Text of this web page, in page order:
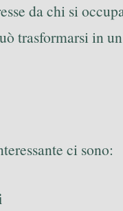
da chi si
trasformarsi in
ci sono: